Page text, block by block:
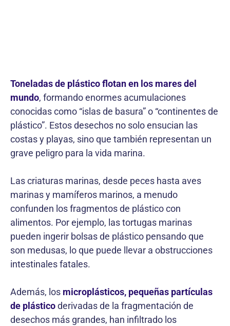
Toneladas de plástico flotan en los mares del
mundo, formando enormes acumulaciones
conocidas como “islas de basura” o “continentes de
plástico”. Estos desechos no solo ensucian las
costas y playas, sino que también representan un
grave peligro para la vida marina.
Las criaturas marinas, desde peces hasta aves
marinas y mamíferos marinos, a menudo
confunden los fragmentos de plástico con
alimentos. Por ejemplo, las tortugas marinas
pueden ingerir bolsas de plástico pensando que
son medusas, lo que puede llevar a obstrucciones
intestinales fatales.
Además, los microplásticos, pequeñas partículas
de plásticoderivadas de la fragmentación de
desechos más grandes, han infiltrado los